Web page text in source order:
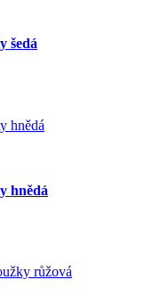
šedá
hnědá